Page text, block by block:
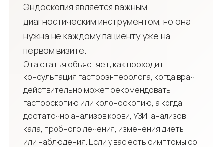
Эндоскопия является важным
диагностическим инструментом, но она
нужна не каждому пациенту уже на
первом визите.
Эта статья объясняет, как проходит
консультация гастроэнтеролога, когда врач
действительно может рекомендовать
гастроскопию или колоноскопию, а когда
достаточно анализов крови, УЗИ, анализов
кала, пробного лечения, изменения диеты
или наблюдения. Если у вас есть симптомы со